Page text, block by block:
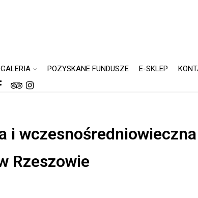
GALERIA POZYSKANE FUNDUSZE E-SKLEP
i
Rzeszowie